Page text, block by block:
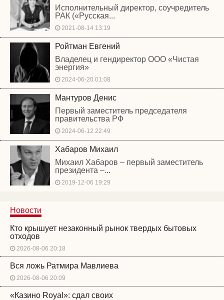
Исполнительный директор, соучредитель
РАК («Русская...
2021-08-14 13:19
Ройтман Евгений
Владелец и гендиректор ООО «Чистая
энергия»
2024-06-20 01:08
Мантуров Денис
Первый заместитель председателя
правительства РФ
2024-06-12 22:49
Хабаров Михаил
Михаил Хабаров – первый заместитель
президента –...
2019-12-06 19:29
Новости
Кто крышует незаконный рынок твердых бытовых
отходов
2026-08-06 20:18
Вся ложь Ратмира Мавлиева
2026-08-06 20:09
«Казино Royal»: сдал своих